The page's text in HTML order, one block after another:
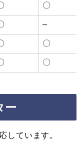
〇
–
〇
〇
ー
しています。